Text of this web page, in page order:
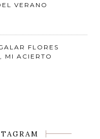
VERANO
FLORES
MI ACIERTO